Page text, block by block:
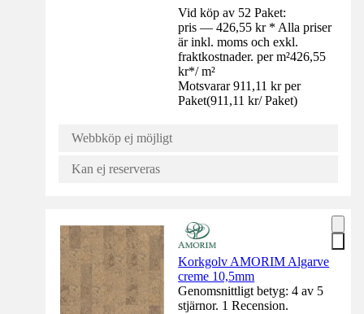
Vid köp av 52 Paket:
pris — 426,55 kr * Alla priser
är inkl. moms och exkl.
fraktkostnader. per m²426,55
kr*/ m²
Motsvarar 911,11 kr per
Paket(911,11 kr/ Paket)
Webbköp ej möjligt
Kan ej reserveras
Korkgolv AMORIM Algarve
creme 10,5mm
Genomsnittligt betyg: 4 av 5
stjärnor. 1 Recension.